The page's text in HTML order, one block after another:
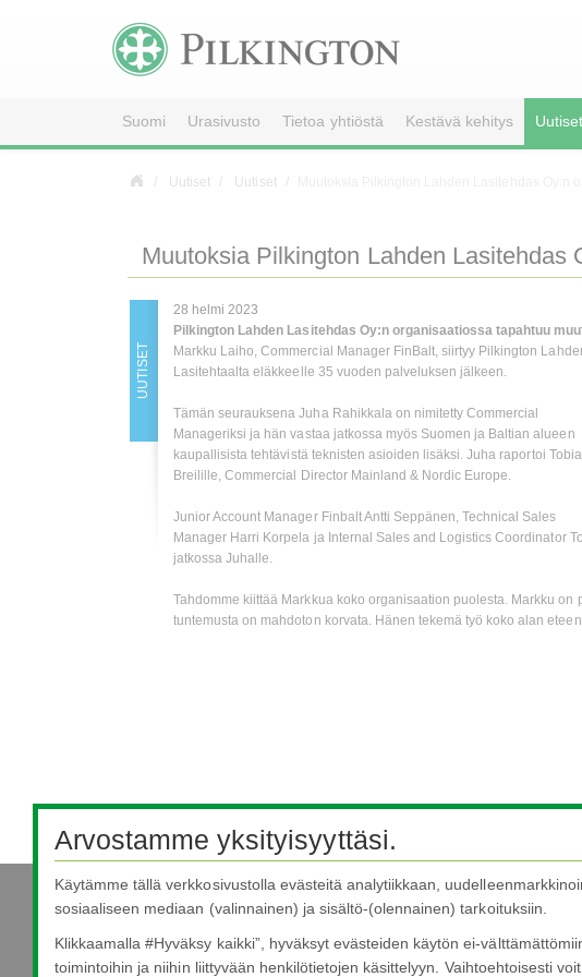
Suomi Urasivusto Tietoa yhtiöstä Kestävä kehitys Uutiset
Uutiset Uutiset
Muutoksia Pilkington Lahden Lasitehdas
UUTISET
28 helmi 2023
Pilkington Lahden Lasitehdas Oy:n organisaatiossa tapahtuu
Markku Laiho, Commercial Manager FinBalt, siirtyy Pilkington
Lasitehtaalta eläkkeelle 35 vuoden palveluksen jälkeen.
Tämän seurauksena Juha Rahikkala on nimitetty Commercial
Manageriksi ja hän vastaa jatkossa myös Suomen ja Baltian alueen
kaupallisista tehtävistä teknisten asioiden lisäksi. Juha raportoi
Breilille, Commercial Director Mainland & Nordic Europe.
Junior Account Manager Finbalt Antti Seppänen, Technical Sales
Manager Harri Korpela ja Internal Sales and Logistics Coordinator
jatkossa Juhalle.
Tahdomme kiittää Markkua koko organisaation puolesta. Markku
tuntemusta on mahdoton korvata. Hänen tekemä työ koko alan
Head Office - 3-5-27 Mita Minato-ku Tokyo
Arvostamme yksityisyyttäsi.
Käytämme tällä verkkosivustolla evästeitä analytiikkaan,
sosiaaliseen mediaan (valinnainen) ja sisältö-(olennainen) tarkoituksiin.
Klikkaamalla #Hyväksy kaikki”, hyväksyt evästeiden käytön ei-
toimintoihin ja niihin liittyvään henkilötietojen käsittelyyn. Vaihtoehtoisesti